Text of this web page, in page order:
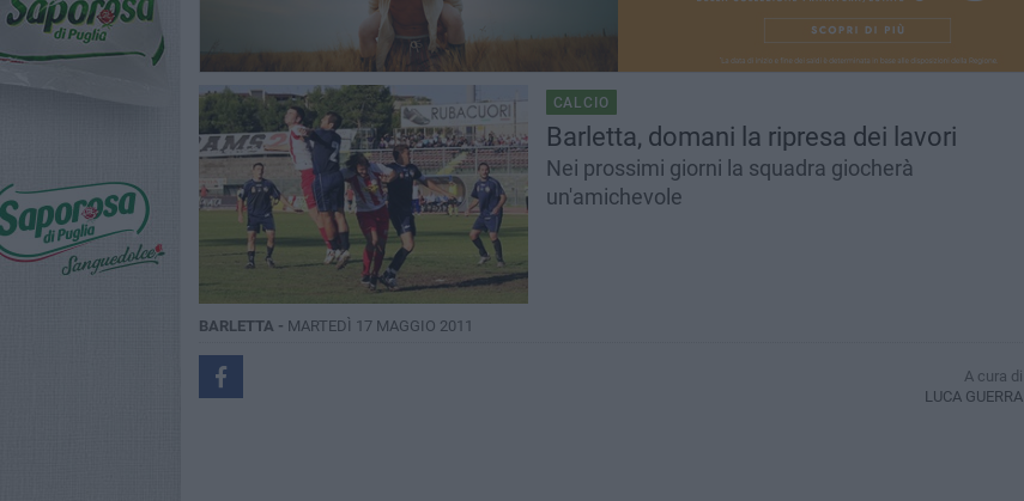
CALCIO
Barletta, domani la ripresa dei lavori
Nei prossimi giorni la squadra giocherà
un'amichevole
BARLETTA - MARTEDÌ 17 MAGGIO 2011
A cura di
LUCA GUERRA